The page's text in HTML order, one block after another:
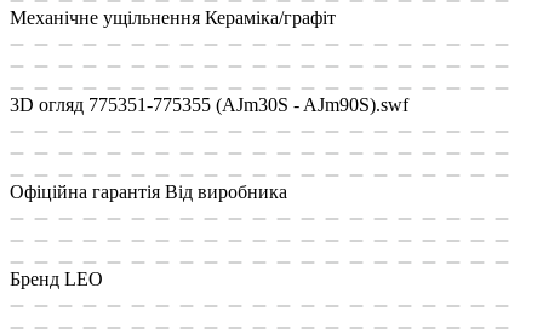
Механічне ущільнення Кераміка/графіт
3D огляд 775351-775355 (AJm30S - AJm90S).swf
Офіційна гарантія Від виробника
Бренд LEO